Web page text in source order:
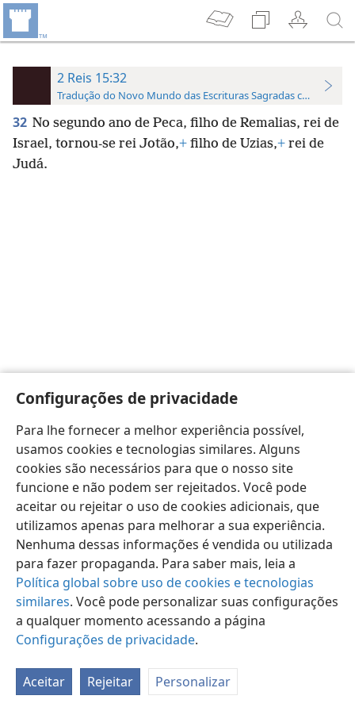
Configurações de privacidade
Para lhe fornecer a melhor experiência possível,
usamos cookies e tecnologias similares. Alguns
cookies são necessários para que o nosso site
funcione e não podem ser rejeitados. Você pode
aceitar ou rejeitar o uso de cookies adicionais, que
utilizamos apenas para melhorar a sua experiência.
Nenhuma dessas informações é vendida ou utilizada
para fazer propaganda. Para saber mais, leia a
Política global sobre uso de cookies e tecnologias
similares. Você pode personalizar suas configurações
a qualquer momento acessando a página
Configurações de privacidade.
Aceitar Rejeitar Personalizar
2 Reis 15:32
Tradução do Novo Mundo das Escrituras Sagradas com
32 No segundo ano de Peca, filho de Remalias, rei de
Israel, tornou-se rei Jotão,+ filho de Uzias,+ rei de
Judá.
Português (Brasil) Preferências
Copyright© 2026 Watch Tower Bible and Tract Society of Pennsylvania
Termos de Uso
Política de Privacidade
Configurações de Privacidade
JW.ORG Login